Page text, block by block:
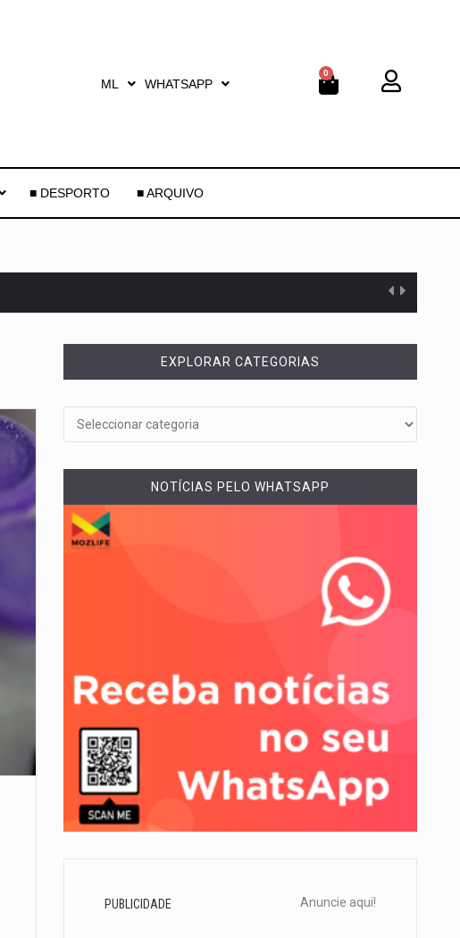
ML WHATSAPP
0
■ DESPORTO ■ ARQUIVO
EXPLORAR CATEGORIAS
NOTÍCIAS PELO WHATSAPP
PUBLICIDADE Anuncie aqui!